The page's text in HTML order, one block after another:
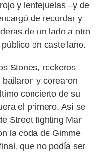
y lentejuelas –y de
de recordar y
de un lado a otro
en castellano.
Stones, rockeros
y corearon
concierto de su
el primero. Así se
Street fighting Man
la coda de Gimme
que no podía ser